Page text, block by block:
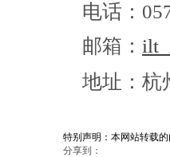
电话：
邮箱：
地址：杭
特别声明：本网站转载
分享到：